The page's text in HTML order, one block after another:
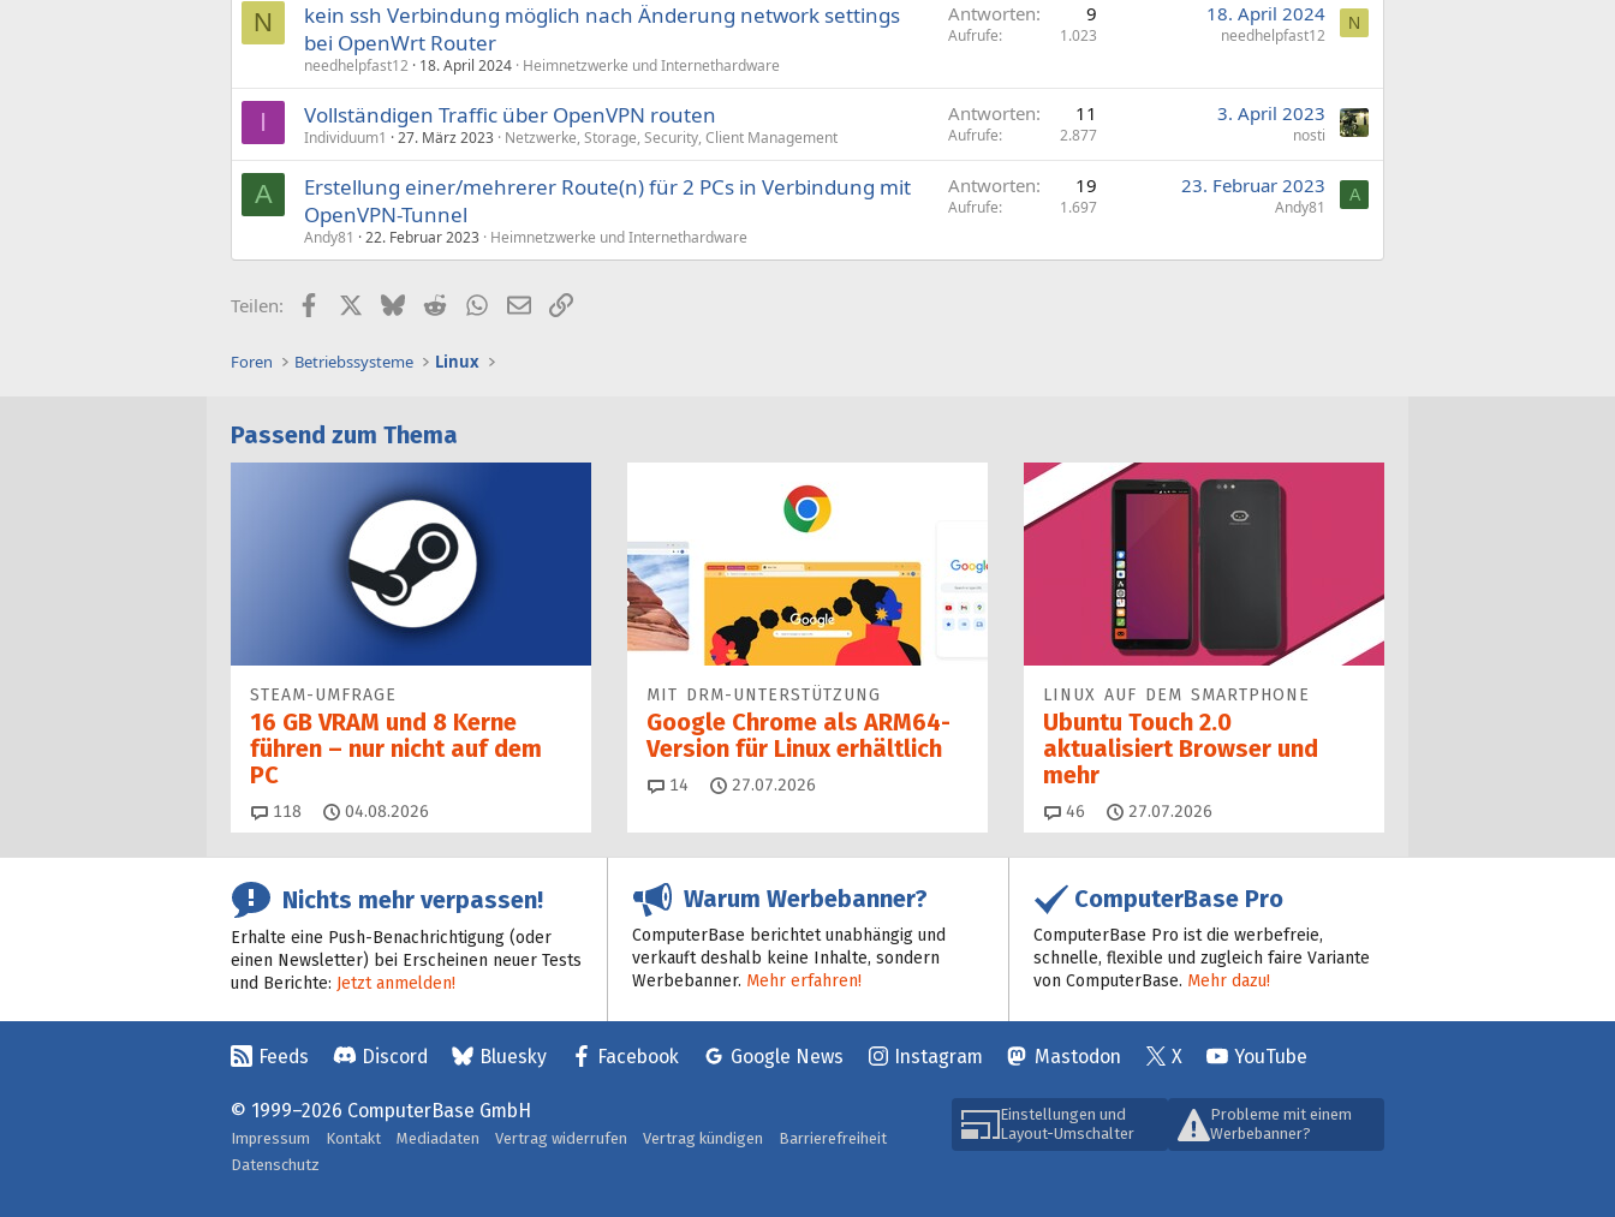
N
kein ssh Verbindung möglich nach Änderung network settings
bei OpenWrt Router
needhelpfast12 18. April 2024 Heimnetzwerke und Internethardware
Antworten 9
Aufrufe 1.023
18. April 2024
needhelpfast12
N
I Vollständigen Traffic über OpenVPN routen
Individuum1 27. März 2023 Netzwerke, Storage, Security, Client Management
Antworten 11
Aufrufe 2.877
3. April 2023
nosti
A
Erstellung einer/mehrerer Route(n) für 2 PCs in Verbindung mit
OpenVPN-Tunnel
Andy81 22. Februar 2023 Heimnetzwerke und Internethardware
Antworten 19
Aufrufe 1.697
23. Februar 2023
Andy81
A
Teilen: FacebookX (Twitter)
BlueskyRedditWhatsApp
E-MailLink
Foren Betriebssysteme Linux
Passend zum Thema
STEAM-UMFRAGE
16 GB VRAM und 8 Kerne
führen – nur nicht auf dem
PC
118 Kommentare
04.08.2026
MIT DRM-UNTERSTÜTZUNG
Google Chrome als ARM64-
Version für Linux erhältlich
14 Kommentare
27.07.2026
LINUX AUF DEM SMARTPHONE
Ubuntu Touch 2.0
aktualisiert Browser und
mehr
46 Kommentare
27.07.2026
Nichts mehr verpassen!
Erhalte eine Push-Benachrichtigung (oder
einen Newsletter) bei Erscheinen neuer Tests
und Berichte: Jetzt anmelden!
Warum Werbebanner?
ComputerBase berichtet unabhängig und
verkauft deshalb keine Inhalte, sondern
Werbebanner. Mehr erfahren!
ComputerBase Pro
ComputerBase Pro ist die werbefreie,
schnelle, flexible und zugleich faire Variante
von ComputerBase. Mehr dazu!
Feeds Discord Bluesky Facebook Google News Instagram Mastodon X YouTube
Einstellungen und
Layout-Umschalter
Probleme mit einem
Werbebanner?
© 1999–2026 ComputerBase GmbH
Impressum Kontakt Mediadaten Vertrag widerrufen Vertrag kündigen
Barrierefreiheit
Datenschutz